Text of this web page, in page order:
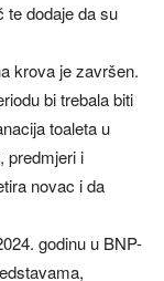
te dodaje da su
krova je završen.
bi trebala biti
toaleta u
predmjeri i
novac i da
godinu u BNP-